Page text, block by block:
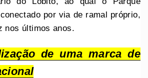
por via de ramal próprio,
nos últimos anos.
de uma marca de